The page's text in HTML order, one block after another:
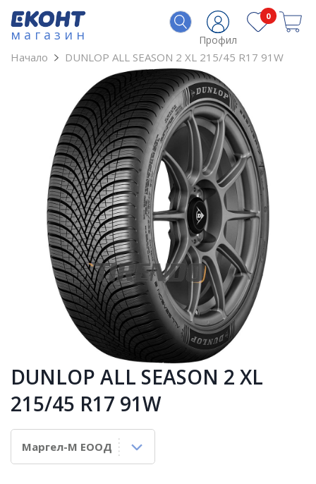
магазин Профил
0
Начало DUNLOP ALL SEASON 2 XL 215/45 R17 91W
DUNLOP ALL SEASON 2 XL
215/45 R17 91W